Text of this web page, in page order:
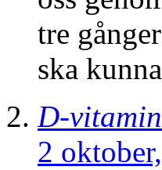
tre
ska
D-
2